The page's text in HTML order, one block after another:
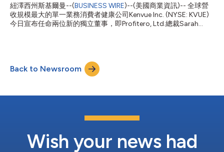
泛的服務，包括資料分析和AI。Azure服務的整合將強化預測能力
和人機協作。此外，Kenvue旨在推動創新，完善產品上市策略，
提升客戶體驗，並實現商業營運最佳化，從而讓全球消費者都能獲
紐澤西州斯基爾曼--(BUSINESS WIRE)--(美國商業資訊)-- 全球營
收規模最大的單一業務消費者健康公司Kenvue Inc. (NYSE: KVUE)
今日宣布任命兩位新的獨立董事，即Profitero, Ltd.總裁Sarah
長兼投資長Jeffrey Smith也將加入董事會。這三項任命均立即生
效。 Kenvue董事長Larry Merlo表示：「我們欣然歡迎Sarah、
Erica和Jeff成為Kenvue董事會的新董事。Sarah在品牌建設和數位
Jeff的投資人視角和在企業董事會任職的豐富經歷，將以互補且增
繼續專注於加快實現永續的盈利成長和創造股東價值的過程中，他
們各自的見解將對公司大有裨益。」 Smith先生表示：「我們投資
Back to Newsroom
Wish your news had